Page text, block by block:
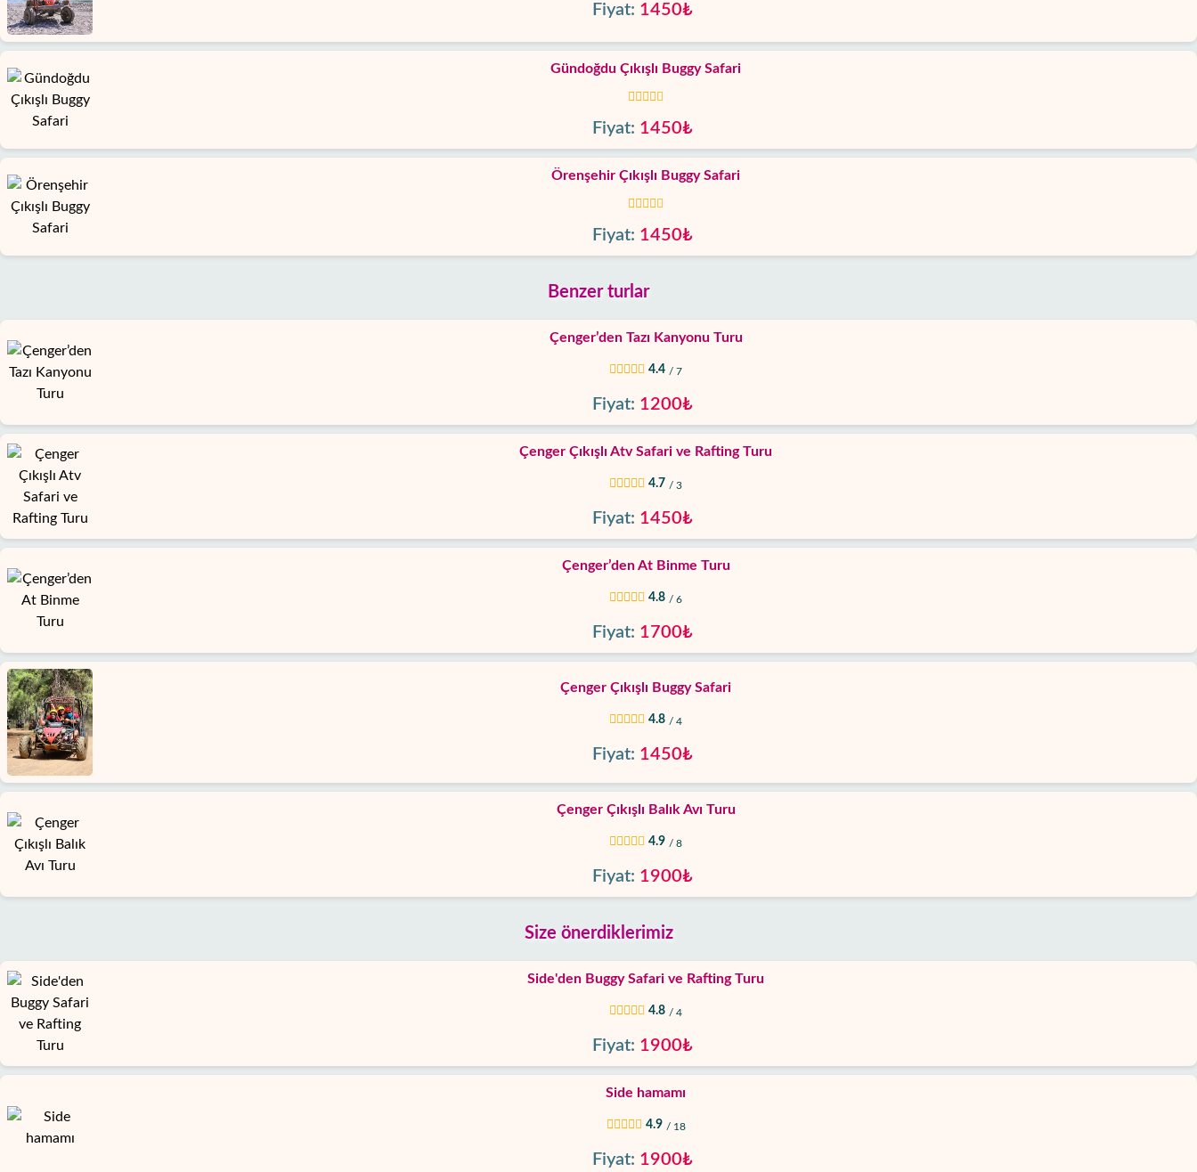
Fiyat: 1450₺
Gündoğdu Çıkışlı Buggy Safari
Fiyat: 1450₺
Örenşehir Çıkışlı Buggy Safari
Fiyat: 1450₺
Benzer turlar
Çenger’den Tazı Kanyonu Turu
4.4 / 7
Fiyat: 1200₺
Çenger Çıkışlı Atv Safari ve Rafting Turu
4.7 / 3
Fiyat: 1450₺
Çenger’den At Binme Turu
4.8 / 6
Fiyat: 1700₺
Çenger Çıkışlı Buggy Safari
4.8 / 4
Fiyat: 1450₺
Çenger Çıkışlı Balık Avı Turu
4.9 / 8
Fiyat: 1900₺
Size önerdiklerimiz
Side'den Buggy Safari ve Rafting Turu
4.8 / 4
Fiyat: 1900₺
Side hamamı
4.9 / 18
Fiyat: 1900₺